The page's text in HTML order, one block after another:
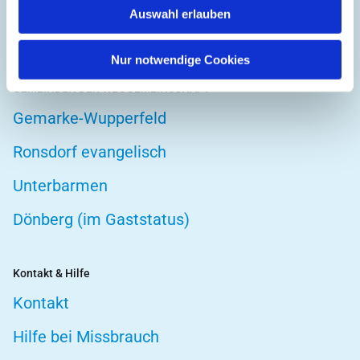
Auswahl erlauben
Nur notwendige Cookies
Telefonseelsorge
GEMEINDEN DER WEGGEMEINSCHAFT
Gemarke-Wupperfeld
Ronsdorf evangelisch
Unterbarmen
Dönberg (im Gaststatus)
Kontakt & Hilfe
Kontakt
Hilfe bei Missbrauch